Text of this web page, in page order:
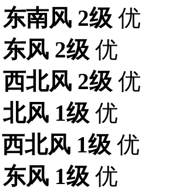
东南风 2级 优
东风 2级 优
西北风 2级 优
北风 1级 优
西北风 1级 优
东风 1级 优